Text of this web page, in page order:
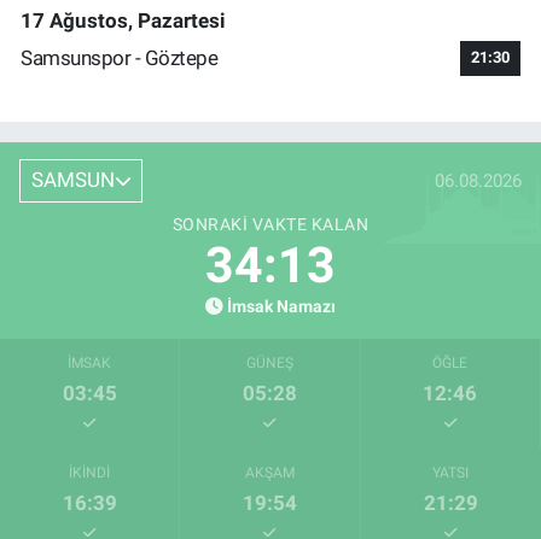
17 Ağustos, Pazartesi
Samsunspor - Göztepe
21:30
SAMSUN 06.08.2026
SONRAKI VAKTE KALAN
34:12
İmsak Namazı
İMSAK
03:45
GÜNEŞ
05:28
ÖĞLE
12:46
İKINDI
16:39
AKŞAM
19:54
YATSI
21:29